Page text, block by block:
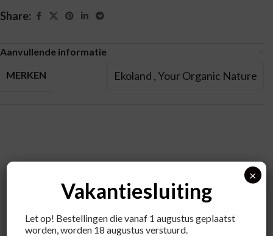
Share:
Aanvullende informatie
MERKEN
Ekoland ,Your Organic Nature
Vakantiesluiting
Let op! Bestellingen die vanaf 1 augustus geplaatst
worden, worden 18 augustus verstuurd.
×